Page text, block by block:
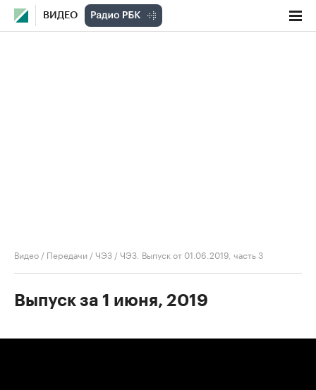
ВИДЕО
Видео / Передачи /ЧЭЗ /ЧЭЗ. Выпуск от 01.06.2019, часть 3
Выпуск за 1 июня, 2019